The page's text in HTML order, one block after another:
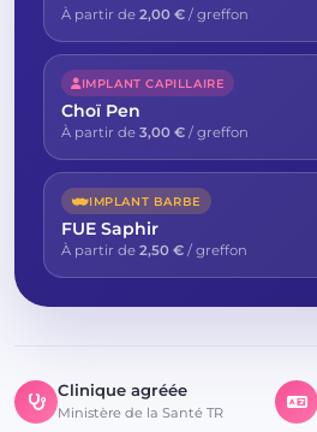
À partir de 2,00 € / greffon
IMPLANT CAPILLAIRE
Choï Pen
À partir de 3,00 € / greffon
IMPLANT BARBE
FUE Saphir
À partir de 2,50 € / greffon
Clinique agréée
Ministère de la Santé TR